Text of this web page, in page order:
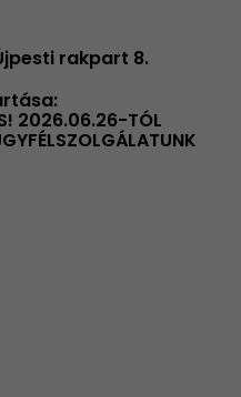
rakpart 8.
2026.06.26-TÓL